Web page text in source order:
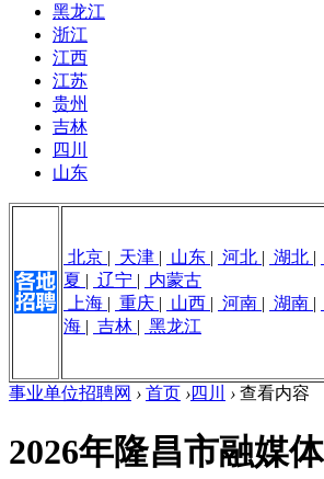
黑龙江
浙江
江西
江苏
贵州
吉林
四川
山东
北京 | 天津 | 山东 | 河北 | 湖北 |
夏 | 辽宁 | 内蒙古
上海 | 重庆 | 山西 | 河南 | 湖南 |
海 | 吉林 | 黑龙江
事业单位招聘网 › 首页 ›四川 › 查看内容
2026年隆昌市融媒